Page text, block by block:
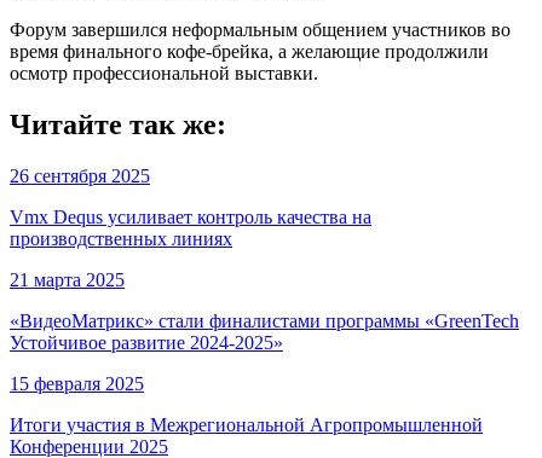
Форум завершился неформальным общением участников во
время финального кофе-брейка, а желающие продолжили
осмотр профессиональной выставки.
Читайте так же:
26 сентября 2025
Vmx Dequs усиливает контроль качества на
производственных линиях
21 марта 2025
«ВидеоМатрикс» стали финалистами программы «GreenTech
Устойчивое развитие 2024-2025»
15 февраля 2025
Итоги участия в Межрегиональной Агропромышленной
Конференции 2025